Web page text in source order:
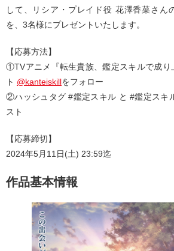
して、リシア・プレイド役 花澤香菜さん
を、3名様にプレゼントいたします。
【応募方法】
①TVアニメ『転生貴族、鑑定スキルで成り
ト @kanteiskillをフォロー
②ハッシュタグ #鑑定スキル と #鑑定スキ
スト
【応募締切】
2024年5月11日(土) 23:59迄
作品基本情報